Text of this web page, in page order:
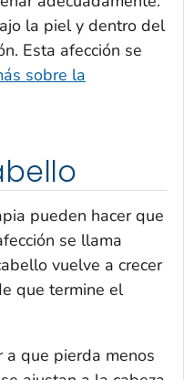
la piel y dentro del
Esta afección se
sobre la
pueden hacer que
se llama
vuelve a crecer
que termine el
que pierda menos